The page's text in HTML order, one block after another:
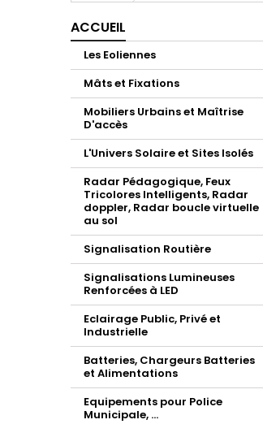
ACCUEIL
Les Eoliennes
Mâts et Fixations
Mobiliers Urbains et Maîtrise
D'accès
L'Univers Solaire et Sites Isolés
Radar Pédagogique, Feux
Tricolores Intelligents, Radar
doppler, Radar boucle virtuelle
au sol
Signalisation Routière
Signalisations Lumineuses
Renforcées à LED
Eclairage Public, Privé et
Industrielle
Batteries, Chargeurs Batteries
et Alimentations
Equipements pour Police
Municipale, ...